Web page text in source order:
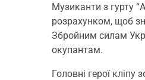
Музиканти з гурту
розрахунком, щоб
Збройним силам
окупантам.
Головні герої кліпу